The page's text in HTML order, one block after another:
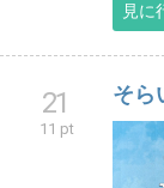
見に
21
11 pt
そら